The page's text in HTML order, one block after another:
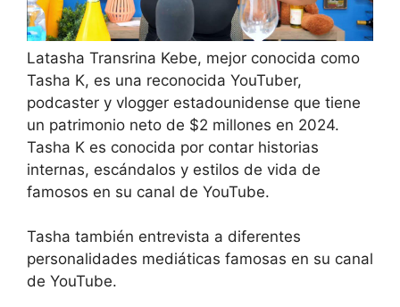
Latasha Transrina Kebe, mejor conocida como
Tasha K, es una reconocida YouTuber,
podcaster y vlogger estadounidense que tiene
un patrimonio neto de $2 millones en 2024.
Tasha K es conocida por contar historias
internas, escándalos y estilos de vida de
famosos en su canal de YouTube.
Tasha también entrevista a diferentes
personalidades mediáticas famosas en su canal
de YouTube.